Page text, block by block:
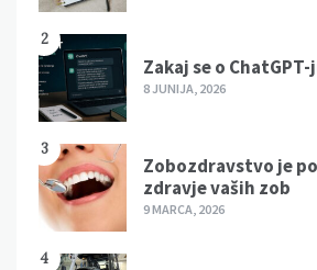
2
Zakaj se o
8 JUNIJA, 2026
3
Zobozdravstvo je
zdravje vaših zob
9 MARCA, 2026
4